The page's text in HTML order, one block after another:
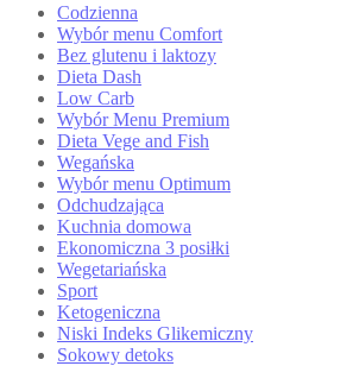
Codzienna
Wybór menu Comfort
Bez glutenu i laktozy
Dieta Dash
Low Carb
Wybór Menu Premium
Dieta Vege and Fish
Wegańska
Wybór menu Optimum
Odchudzająca
Kuchnia domowa
Ekonomiczna 3 posiłki
Wegetariańska
Sport
Ketogeniczna
Niski Indeks Glikemiczny
Sokowy detoks